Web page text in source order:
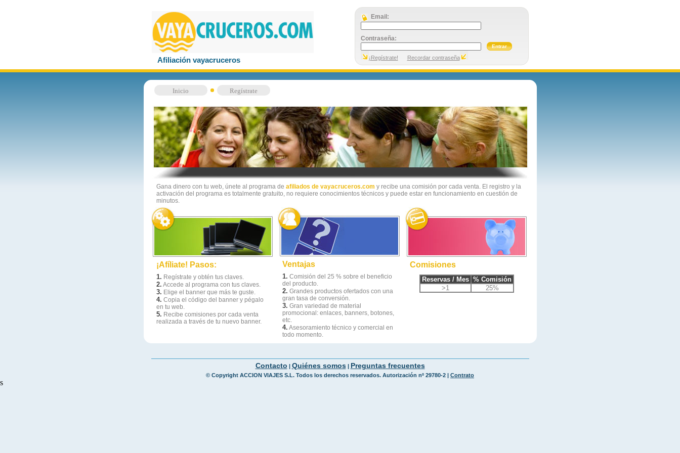
Afiliación vayacruceros
Email:
Contraseña:
Entrar
¡Regístrate! Recordar contraseña
Inicio Regístrate
Gana dinero con tu web, únete al programa de afiliados de vayacruceros.com y recibe una comisión por cada venta. El registro y la
activación del programa es totalmente gratuito, no requiere conocimientos técnicos y puede estar en funcionamiento en cuestión de
minutos.
¡Afíliate! Pasos:
1. Regístrate y obtén tus claves.
2. Accede al programa con tus claves.
3. Elige el banner que más te guste.
4. Copia el código del banner y pégalo
en tu web.
5. Recibe comisiones por cada venta
realizada a través de tu nuevo banner.
Comisiones
Reservas / Mes % Comisión
>1
25%
Ventajas
1. Comisión del 25 % sobre el beneficio
del producto.
2. Grandes productos ofertados con una
gran tasa de conversión.
3. Gran variedad de material
promocional: enlaces, banners, botones,
etc.
4. Asesoramiento técnico y comercial en
todo momento.
Contacto | Quiénes somos| Preguntas frecuentes
© Copyright ACCION VIAJES S.L. Todos los derechos reservados. Autorización nº 29780-2 | Contrato
s